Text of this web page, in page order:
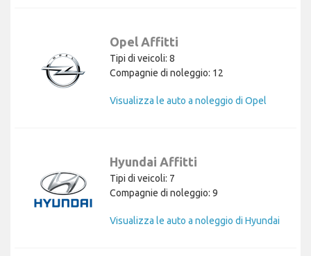
Opel Affitti
Tipi di veicoli: 8
Compagnie di noleggio: 12
Visualizza le auto a noleggio di Opel
Hyundai Affitti
Tipi di veicoli: 7
Compagnie di noleggio: 9
Visualizza le auto a noleggio di Hyundai